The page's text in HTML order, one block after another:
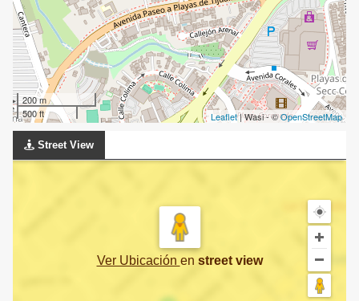
200 m
500 ft
Leaflet| Wasi - ©OpenStreetMap
Street View
Ver Ubicación en street view